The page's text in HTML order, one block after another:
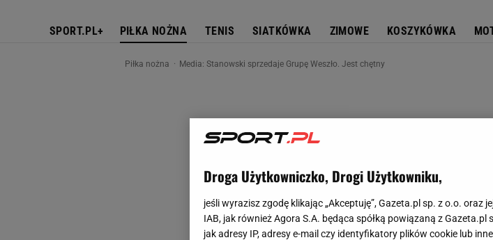
SPORT.PL+ PIŁKA NOŻNA TENIS SIATKÓWKA ZIMOWE KOSZYKÓWKA
Piłka nożna Media: Stanowski sprzedaje Grupę Weszło. Jest chętny
Droga Użytkowniczko, Drogi Użytkowniku,
jeśli wyrazisz zgodę klikając „Akceptuję”, Gazeta.pl sp. z o.o. oraz
IAB, jak również Agora S.A. będąca spółką powiązaną z
jak adresy IP, adresy e-mail czy identyfikatory plików cookie lub